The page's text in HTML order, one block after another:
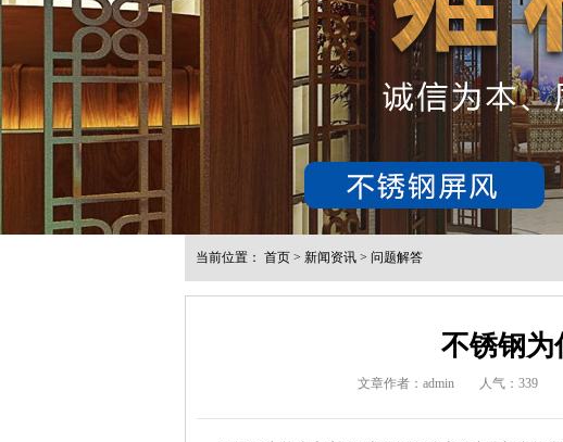
当前位置： 首页 > 新闻资讯 > 问题解答
不锈钢为
文章作者：admin 人气： 339